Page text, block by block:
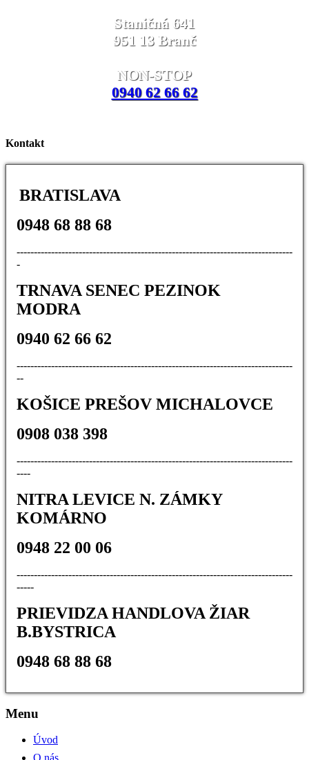
Staničná 641
951 13 Branč
NON-STOP
0940 62 66 62
Kontakt
BRATISLAVA
0948 68 88 68
--------------------------------------------------------------------------------
-
TRNAVA SENEC PEZINOK
MODRA
0940 62 66 62
--------------------------------------------------------------------------------
--
KOŠICE PREŠOV MICHALOVCE
0908 038 398
--------------------------------------------------------------------------------
----
NITRA LEVICE N. ZÁMKY
KOMÁRNO
0948 22 00 06
--------------------------------------------------------------------------------
-----
PRIEVIDZA HANDLOVA ŽIAR
B.BYSTRICA
0948 68 88 68
Menu
Úvod